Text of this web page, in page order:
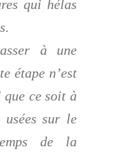
qui hélas
à une
étape n’est
que ce soit à
usées sur le
de la